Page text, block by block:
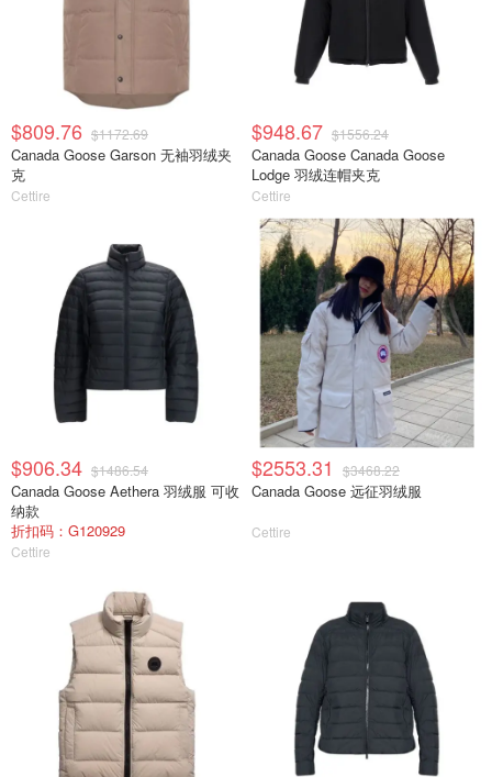
$809.76 $1172.69
Canada Goose Garson 无袖羽绒夹
克
Cettire
$948.67 $1556.24
Canada Goose Canada Goose
Lodge 羽绒连帽夹克
Cettire
$906.34 $1486.54
Canada Goose Aethera 羽绒服 可收
纳款
折扣码：G120929
Cettire
$2553.31 $3468.22
Canada Goose 远征羽绒服
Cettire